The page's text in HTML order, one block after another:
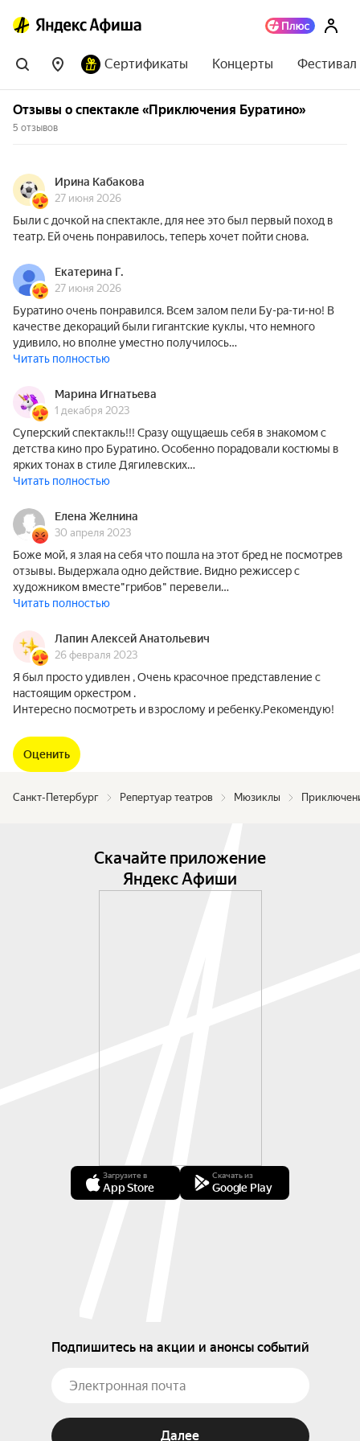
Сертификаты Концерты
Отзывы о спектакле «Приключения Буратино»
5 отзывов
Ирина Кабакова
27 июня 2026
Были с дочкой на спектакле, для нее это был первый поход в
театр. Ей очень понравилось, теперь хочет пойти снова.
Екатерина Г.
27 июня 2026
Буратино очень понравился. Всем залом пели Бу-ра-ти-но! В
качестве декораций были гигантские куклы, что немного
удивило, но вполне уместно получилось…
Читать полностью
Марина Игнатьева
1 декабря 2023
Суперский спектакль!!! Сразу ощущаешь себя в знакомом с
детства кино про Буратино. Особенно порадовали костюмы в
ярких тонах в стиле Дягилевских…
Читать полностью
Елена Желнина
30 апреля 2023
Боже мой, я злая на себя что пошла на этот бред не посмотрев
отзывы. Выдержала одно действие. Видно режиссер с
художником вместе"грибов" перевели…
Читать полностью
Лапин Алексей Анатольевич
26 февраля 2023
Я был просто удивлен , Очень красочное представление с
настоящим оркестром .
Интересно посмотреть и взрослому и ребенку.Рекомендую!
Оценить
Санкт-Петербург Репертуар театров Мюзиклы
Скачайте приложение
Яндекс Афиши
Загрузите в
App Store
Скачать из
Google Play
Подпишитесь на акции и анонсы событий
Далее